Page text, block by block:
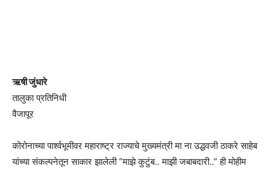
ऋषी जुंधारे
तालुका प्रतिनिधी
वैजापूर
कोरोनाच्या पार्श्वभूमीवर महाराष्ट्र राज्याचे मुख्यमंत्री मा ना उद्धवजी ठाकरे साहेब
यांच्या संकल्पनेतून साकार झालेली ”माझे कुटुंब.. माझी जबाबदारी..” ही मोहीम